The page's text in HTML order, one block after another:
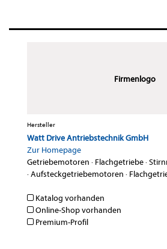
Firmenlogo
Hersteller
Watt Drive Antriebstechnik GmbH
Zur Homepage
Getriebemotoren · Flachgetriebe·
·Aufsteckgetriebemotoren ·
Katalog vorhanden
Online-Shop vorhanden
Premium-Profil